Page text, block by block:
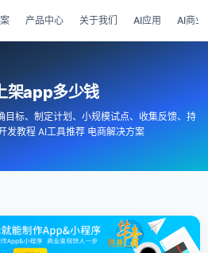
产品中心 关于我们 AI应用 AI商业
架app多少钱
标、制定计划、小规模试点、收集反馈、持
发教程 AI工具推荐 电商解决方案